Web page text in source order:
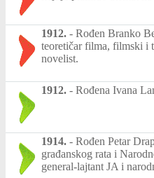
1912. - Rođen Branko
teoretičar filma, filmski i
novelist.
1912. - Rođena Ivana
1914. - Rođen Petar
građanskog rata i
general-lajtant JA i